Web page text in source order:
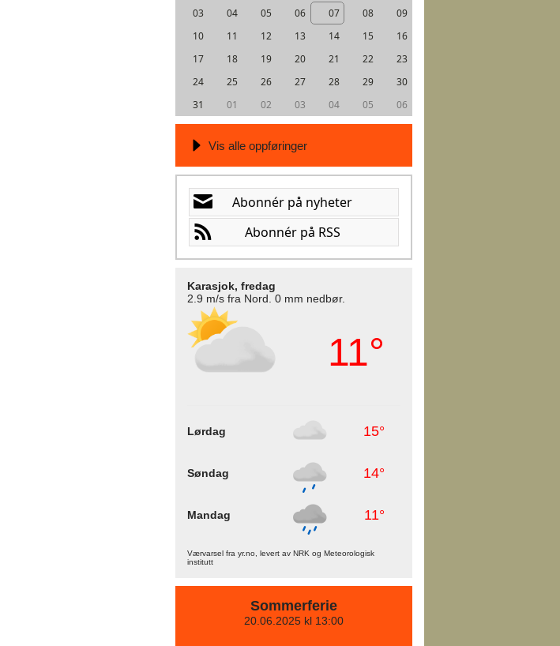
03
04 05 06 07 08
09
10
11 12 13 14 15
16
17
18 19 20 21 22
23
24
25 26 27 28 29
30
31
01 02 03 04 05 06
Vis alle oppføringer
Karasjok, fredag
2.9 m/s fra Nord. 0 mm nedbør.
11°
Lørdag 15°
Søndag 14°
Mandag 11°
Værvarsel fra yr.no, levert av NRK og Meteorologisk
institutt
Sommerferie
20.06.2025 kl 13:00